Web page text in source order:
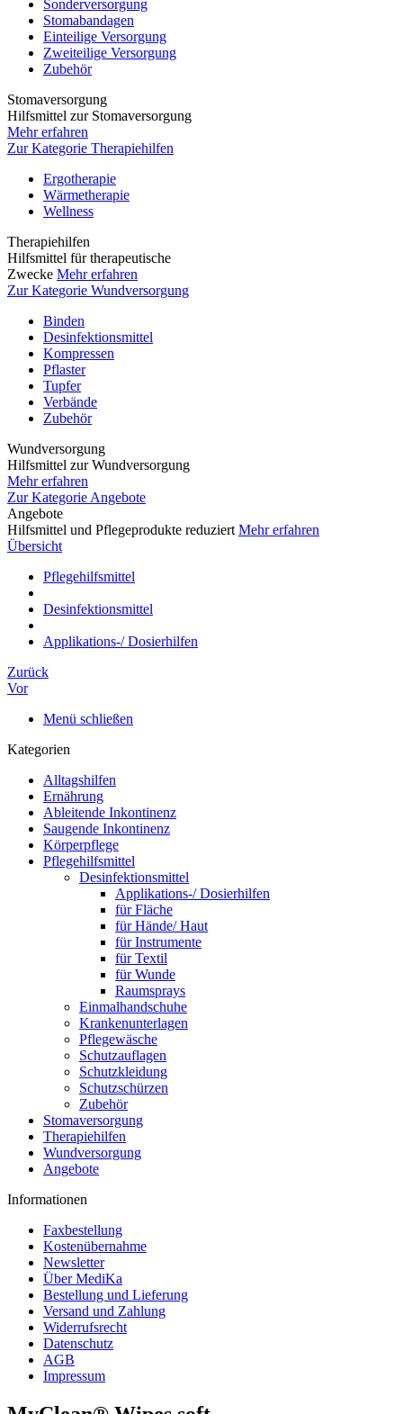
Sonderversorgung
Stomabandagen
Einteilige Versorgung
Zweiteilige Versorgung
Zubehör
Stomaversorgung
Hilfsmittel zur Stomaversorgung
Mehr erfahren
Zur Kategorie Therapiehilfen
Ergotherapie
Wärmetherapie
Wellness
Therapiehilfen
Hilfsmittel für therapeutische
Zwecke Mehr erfahren
Zur Kategorie Wundversorgung
Binden
Desinfektionsmittel
Kompressen
Pflaster
Tupfer
Verbände
Zubehör
Wundversorgung
Hilfsmittel zur Wundversorgung
Mehr erfahren
Zur Kategorie Angebote
Angebote
Hilfsmittel und Pflegeprodukte reduziert Mehr erfahren
Übersicht
Pflegehilfsmittel
Desinfektionsmittel
Applikations-/ Dosierhilfen
Zurück
Vor
Menü schließen
Kategorien
Alltagshilfen
Ernährung
Ableitende Inkontinenz
Saugende Inkontinenz
Körperpflege
Pflegehilfsmittel
Desinfektionsmittel
Applikations-/ Dosierhilfen
für Fläche
für Hände/ Haut
für Instrumente
für Textil
für Wunde
Raumsprays
Einmalhandschuhe
Krankenunterlagen
Pflegewäsche
Schutzauflagen
Schutzkleidung
Schutzschürzen
Zubehör
Stomaversorgung
Therapiehilfen
Wundversorgung
Angebote
Informationen
Faxbestellung
Kostenübernahme
Newsletter
Über MediKa
Bestellung und Lieferung
Versand und Zahlung
Widerrufsrecht
Datenschutz
AGB
Impressum